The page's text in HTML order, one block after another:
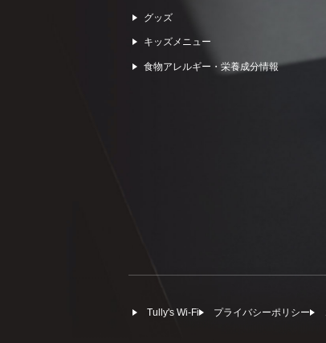
グッズ
キッズメニュー
食物アレルギー・栄養成分情報
Tully's Wi-Fi プライバシーポリシー